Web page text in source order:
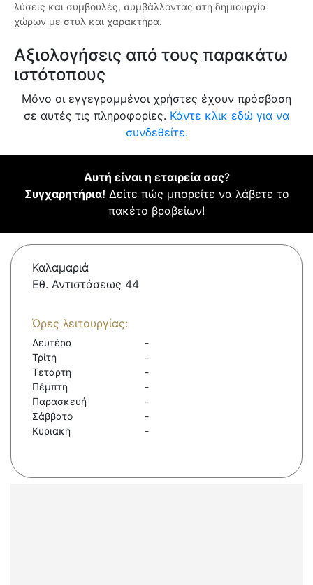
λύσεις και συμβουλές, συμβάλλοντας στη δημιουργία
χώρων με στυλ και χαρακτήρα.
Αξιολογήσεις από τους παρακάτω
ιστότοπους
Μόνο οι εγγεγραμμένοι χρήστες έχουν πρόσβαση
σε αυτές τις πληροφορίες. Κάντε κλικ εδώ για να
συνδεθείτε.
Αυτή είναι η εταιρεία σας?
Συγχαρητήρια! Δείτε πώς μπορείτε να λάβετε το
πακέτο βραβείων!
Καλαμαριά
Εθ. Αντιστάσεως 44
Ώρες λειτουργίας:
Δευτέρα
-
Τρίτη
-
Τετάρτη
-
Πέμπτη
-
Παρασκευή
-
Σάββατο
-
Κυριακή
-